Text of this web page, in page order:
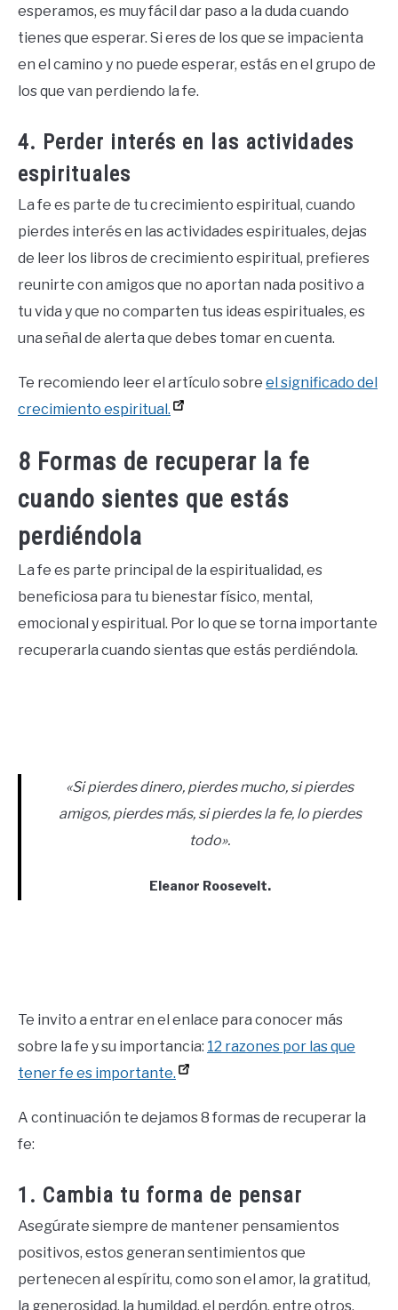
esperamos, es muy fácil dar paso a la duda cuando
tienes que esperar. Si eres de los que se impacienta
en el camino y no puede esperar, estás en el grupo de
los que van perdiendo la fe.
4. Perder interés en las actividades
espirituales
La fe es parte de tu crecimiento espiritual, cuando
pierdes interés en las actividades espirituales, dejas
de leer los libros de crecimiento espiritual, prefieres
reunirte con amigos que no aportan nada positivo a
tu vida y que no comparten tus ideas espirituales, es
una señal de alerta que debes tomar en cuenta.
Te recomiendo leer el artículo sobre el significado del
crecimiento espiritual.
8 Formas de recuperar la fe
cuando sientes que estás
perdiéndola
La fe es parte principal de la espiritualidad, es
beneficiosa para tu bienestar físico, mental,
emocional y espiritual. Por lo que se torna importante
recuperarla cuando sientas que estás perdiéndola.
«Si pierdes dinero, pierdes mucho, si pierdes
amigos, pierdes más, si pierdes la fe, lo pierdes
todo».
Eleanor Roosevelt.
Te invito a entrar en el enlace para conocer más
sobre la fe y su importancia: 12 razones por las que
tener fe es importante.
A continuación te dejamos 8 formas de recuperar la
fe:
1. Cambia tu forma de pensar
Asegúrate siempre de mantener pensamientos
positivos, estos generan sentimientos que
pertenecen al espíritu, como son el amor, la gratitud,
la generosidad, la humildad, el perdón, entre otros.